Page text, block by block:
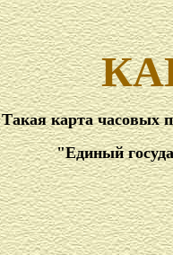
Такая карта часовых
"Единый